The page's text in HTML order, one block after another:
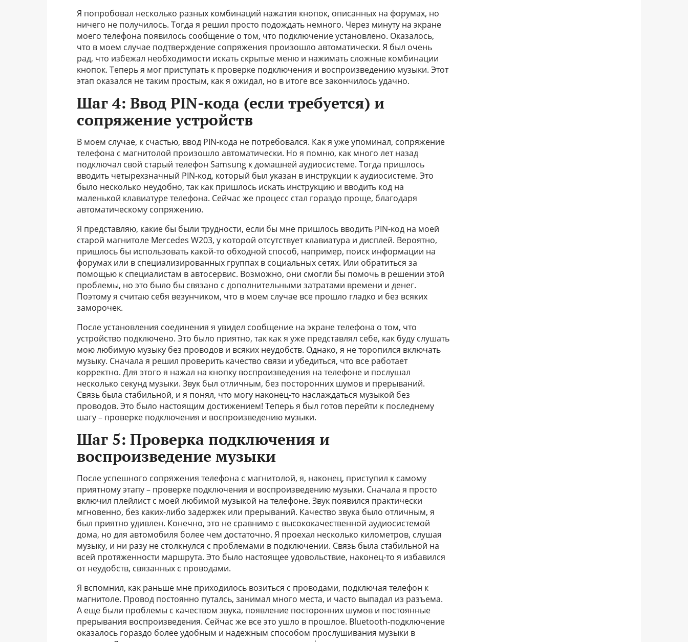
Я попробовал несколько разных комбинаций нажатия кнопок, описанных на форумах, но
ничего не получилось. Тогда я решил просто подождать немного. Через минуту на экране
моего телефона появилось сообщение о том, что подключение установлено. Оказалось,
что в моем случае подтверждение сопряжения произошло автоматически. Я был очень
рад, что избежал необходимости искать скрытые меню и нажимать сложные комбинации
кнопок. Теперь я мог приступать к проверке подключения и воспроизведению музыки. Этот
этап оказался не таким простым, как я ожидал, но в итоге все закончилось удачно.
Шаг 4: Ввод PIN-кода (если требуется) и
сопряжение устройств
В моем случае, к счастью, ввод PIN-кода не потребовался. Как я уже упоминал, сопряжение
телефона с магнитолой произошло автоматически. Но я помню, как много лет назад
подключал свой старый телефон Samsung к домашней аудиосистеме. Тогда пришлось
вводить четырехзначный PIN-код, который был указан в инструкции к аудиосистеме. Это
было несколько неудобно, так как пришлось искать инструкцию и вводить код на
маленькой клавиатуре телефона. Сейчас же процесс стал гораздо проще, благодаря
автоматическому сопряжению.
Я представляю, какие бы были трудности, если бы мне пришлось вводить PIN-код на моей
старой магнитоле Mercedes W203, у которой отсутствует клавиатура и дисплей. Вероятно,
пришлось бы использовать какой-то обходной способ, например, поиск информации на
форумах или в специализированных группах в социальных сетях. Или обратиться за
помощью к специалистам в автосервис. Возможно, они смогли бы помочь в решении этой
проблемы, но это было бы связано с дополнительными затратами времени и денег.
Поэтому я считаю себя везунчиком, что в моем случае все прошло гладко и без всяких
заморочек.
После установления соединения я увидел сообщение на экране телефона о том, что
устройство подключено. Это было приятно, так как я уже представлял себе, как буду слушать
мою любимую музыку без проводов и всяких неудобств. Однако, я не торопился включать
музыку. Сначала я решил проверить качество связи и убедиться, что все работает
корректно. Для этого я нажал на кнопку воспроизведения на телефоне и послушал
несколько секунд музыки. Звук был отличным, без посторонних шумов и прерываний.
Связь была стабильной, и я понял, что могу наконец-то наслаждаться музыкой без
проводов. Это было настоящим достижением! Теперь я был готов перейти к последнему
шагу – проверке подключения и воспроизведению музыки.
Шаг 5: Проверка подключения и
воспроизведение музыки
После успешного сопряжения телефона с магнитолой, я, наконец, приступил к самому
приятному этапу – проверке подключения и воспроизведению музыки. Сначала я просто
включил плейлист с моей любимой музыкой на телефоне. Звук появился практически
мгновенно, без каких-либо задержек или прерываний. Качество звука было отличным, я
был приятно удивлен. Конечно, это не сравнимо с высококачественной аудиосистемой
дома, но для автомобиля более чем достаточно. Я проехал несколько километров, слушая
музыку, и ни разу не столкнулся с проблемами в подключении. Связь была стабильной на
всей протяженности маршрута. Это было настоящее удовольствие, наконец-то я избавился
от неудобств, связанных с проводами.
Я вспомнил, как раньше мне приходилось возиться с проводами, подключая телефон к
магнитоле. Провод постоянно путалсь, занимал много места, и часто выпадал из разъема.
А еще были проблемы с качеством звука, появление посторонних шумов и постоянные
прерывания воспроизведения. Сейчас же все это ушло в прошлое. Bluetooth-подключение
оказалось гораздо более удобным и надежным способом прослушивания музыки в